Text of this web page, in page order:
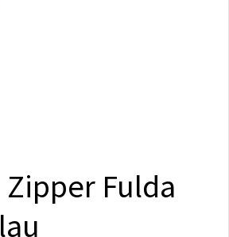
Zipper Fulda